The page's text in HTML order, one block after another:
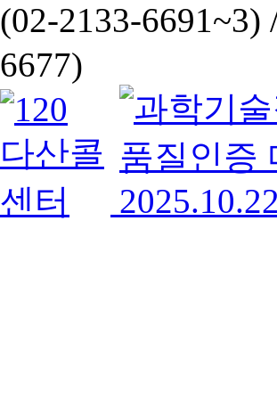
(02-2133-6691~3)
6677)